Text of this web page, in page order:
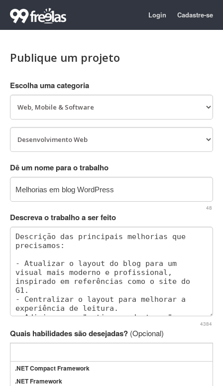
Login Cadastre-se
Publique um projeto
Escolha uma categoria
Dê um nome para o trabalho
48
Descreva o trabalho a ser feito
4384
Quais habilidades são desejadas? (Opcional)
.NET Compact Framework
.NET Framework